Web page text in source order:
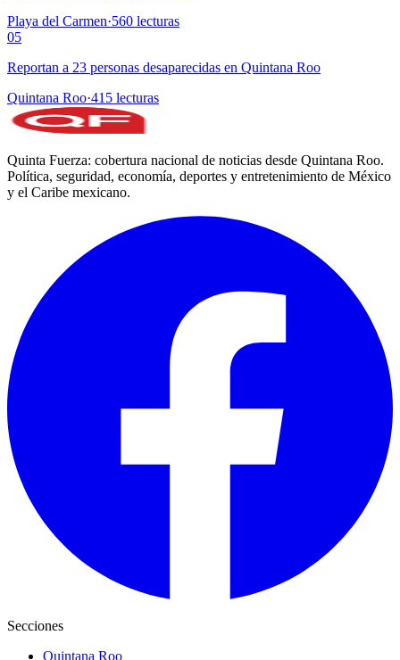
Playa del Carmen·560 lecturas
05
Reportan a 23 personas desaparecidas en Quintana Roo
Quintana Roo·415 lecturas
Quinta Fuerza: cobertura nacional de noticias desde Quintana Roo.
Política, seguridad, economía, deportes y entretenimiento de México
y el Caribe mexicano.
Secciones
Quintana Roo